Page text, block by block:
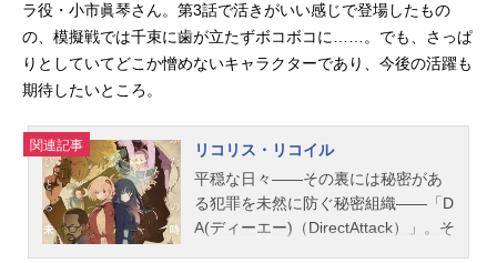
ラ役・小市眞琴さん。第3話で活きがいい感じで登場したもの
の、模擬戦では千束に歯が立たずボコボコに……。でも、さっぱ
りとしていてどこか憎めないキャラクターであり、今後の活躍も
期待したいところ。
関連記事
リコリス・リコイル
平穏な日々――その裏には秘密があ
る犯罪を未然に防ぐ秘密組織――「D
A(ディーエー)（DirectAttack）」。そ